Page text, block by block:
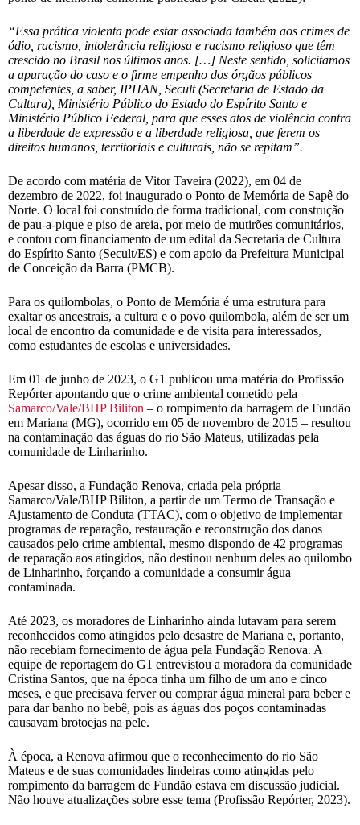
“Essa prática violenta pode estar associada também aos crimes de
ódio, racismo, intolerância religiosa e racismo religioso que têm
crescido no Brasil nos últimos anos. […] Neste sentido, solicitamos
a apuração do caso e o firme empenho dos órgãos públicos
competentes, a saber, IPHAN, Secult (Secretaria de Estado da
Cultura), Ministério Público do Estado do Espírito Santo e
Ministério Público Federal, para que esses atos de violência contra
a liberdade de expressão e a liberdade religiosa, que ferem os
direitos humanos, territoriais e culturais, não se repitam”.
De acordo com matéria de Vitor Taveira (2022), em 04 de
dezembro de 2022, foi inaugurado o Ponto de Memória de Sapê do
Norte. O local foi construído de forma tradicional, com construção
de pau-a-pique e piso de areia, por meio de mutirões comunitários,
e contou com financiamento de um edital da Secretaria de Cultura
do Espírito Santo (Secult/ES) e com apoio da Prefeitura Municipal
de Conceição da Barra (PMCB).
Para os quilombolas, o Ponto de Memória é uma estrutura para
exaltar os ancestrais, a cultura e o povo quilombola, além de ser um
local de encontro da comunidade e de visita para interessados,
como estudantes de escolas e universidades.
Em 01 de junho de 2023, o G1 publicou uma matéria do Profissão
Repórter apontando que o crime ambiental cometido pela
Samarco/Vale/BHP Biliton – o rompimento da barragem de Fundão
em Mariana (MG), ocorrido em 05 de novembro de 2015 – resultou
na contaminação das águas do rio São Mateus, utilizadas pela
comunidade de Linharinho.
Apesar disso, a Fundação Renova, criada pela própria
Samarco/Vale/BHP Biliton, a partir de um Termo de Transação e
Ajustamento de Conduta (TTAC), com o objetivo de implementar
programas de reparação, restauração e reconstrução dos danos
causados pelo crime ambiental, mesmo dispondo de 42 programas
de reparação aos atingidos, não destinou nenhum deles ao quilombo
de Linharinho, forçando a comunidade a consumir água
contaminada.
Até 2023, os moradores de Linharinho ainda lutavam para serem
reconhecidos como atingidos pelo desastre de Mariana e, portanto,
não recebiam fornecimento de água pela Fundação Renova. A
equipe de reportagem do G1 entrevistou a moradora da comunidade
Cristina Santos, que na época tinha um filho de um ano e cinco
meses, e que precisava ferver ou comprar água mineral para beber e
para dar banho no bebê, pois as águas dos poços contaminadas
causavam brotoejas na pele.
À época, a Renova afirmou que o reconhecimento do rio São
Mateus e de suas comunidades lindeiras como atingidas pelo
rompimento da barragem de Fundão estava em discussão judicial.
Não houve atualizações sobre esse tema (Profissão Repórter, 2023).